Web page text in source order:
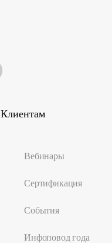
Клиентам
Вебинары
Сертификация
События
Инфоповод года